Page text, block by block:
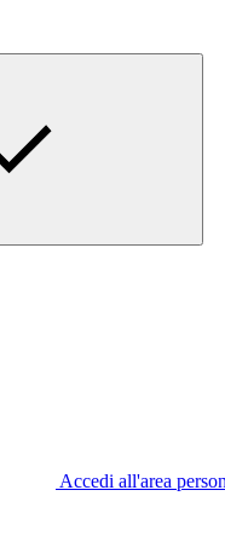
Accedi all'area